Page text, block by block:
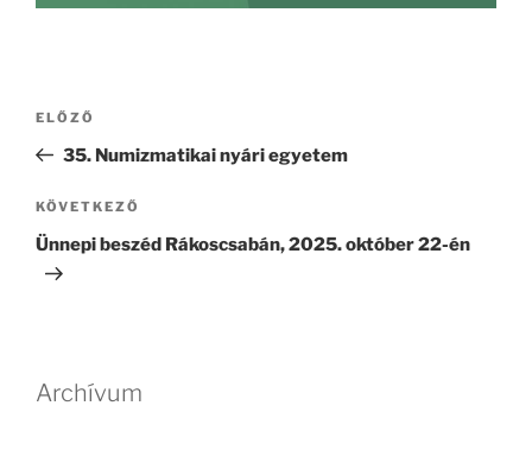
Bejegyzés
Korábbi
bejegyzés
ELŐZŐ
35. Numizmatikai nyári egyetem
Következő
bejegyzés
KÖVETKEZŐ
Ünnepi beszéd Rákoscsabán, 2025. október 22-én
Archívum